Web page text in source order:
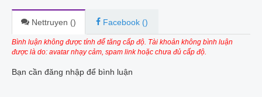
Nettruyen () Facebook ()
Bình luận không được tính để tăng cấp độ. Tài khoản không bình luận
được là do: avatar nhạy cảm, spam link hoặc chưa đủ cấp độ.
Bạn cần đăng nhập để bình luận